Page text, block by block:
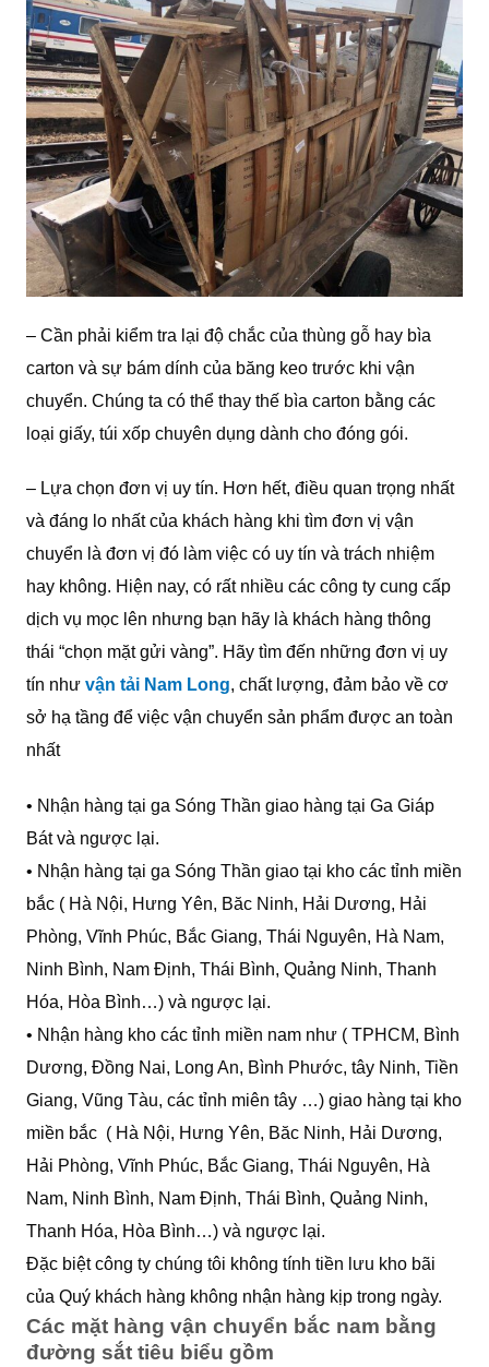
– Cần phải kiểm tra lại độ chắc của thùng gỗ hay bìa
carton và sự bám dính của băng keo trước khi vận
chuyển. Chúng ta có thể thay thế bìa carton bằng các
loại giấy, túi xốp chuyên dụng dành cho đóng gói.
– Lựa chọn đơn vị uy tín. Hơn hết, điều quan trọng nhất
và đáng lo nhất của khách hàng khi tìm đơn vị vận
chuyển là đơn vị đó làm việc có uy tín và trách nhiệm
hay không. Hiện nay, có rất nhiều các công ty cung cấp
dịch vụ mọc lên nhưng bạn hãy là khách hàng thông
thái “chọn mặt gửi vàng”. Hãy tìm đến những đơn vị uy
tín như vận tải Nam Long, chất lượng, đảm bảo về cơ
sở hạ tầng để việc vận chuyển sản phẩm được an toàn
nhất
• Nhận hàng tại ga Sóng Thần giao hàng tại Ga Giáp
Bát và ngược lại.
• Nhận hàng tại ga Sóng Thần giao tại kho các tỉnh miền
bắc ( Hà Nội, Hưng Yên, Băc Ninh, Hải Dương, Hải
Phòng, Vĩnh Phúc, Bắc Giang, Thái Nguyên, Hà Nam,
Ninh Bình, Nam Định, Thái Bình, Quảng Ninh, Thanh
Hóa, Hòa Bình…) và ngược lại.
• Nhận hàng kho các tỉnh miền nam như ( TPHCM, Bình
Dương, Đồng Nai, Long An, Bình Phước, tây Ninh, Tiền
Giang, Vũng Tàu, các tỉnh miên tây …) giao hàng tại kho
miền bắc ( Hà Nội, Hưng Yên, Băc Ninh, Hải Dương,
Hải Phòng, Vĩnh Phúc, Bắc Giang, Thái Nguyên, Hà
Nam, Ninh Bình, Nam Định, Thái Bình, Quảng Ninh,
Thanh Hóa, Hòa Bình…) và ngược lại.
Đặc biệt công ty chúng tôi không tính tiền lưu kho bãi
của Quý khách hàng không nhận hàng kịp trong ngày.
Các mặt hàng vận chuyển bắc nam bằng
đường sắt tiêu biểu gồm